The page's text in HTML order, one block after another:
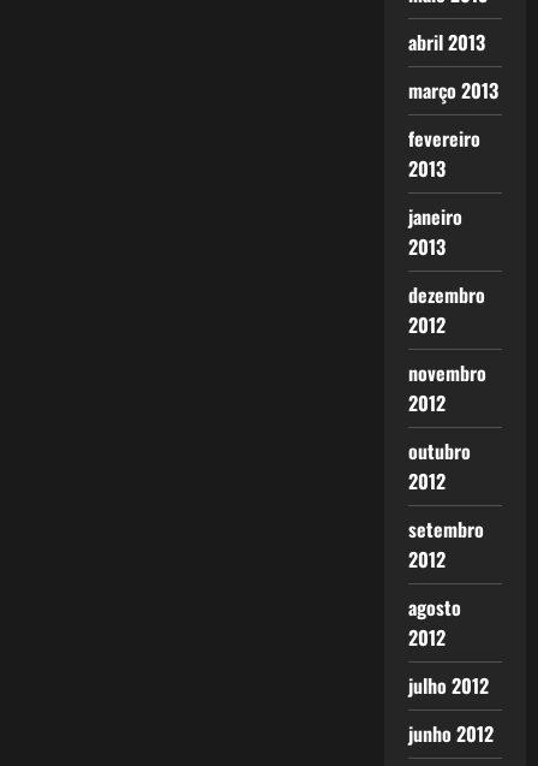
abril 2013
março 2013
fevereiro
2013
janeiro
2013
dezembro
2012
novembro
2012
outubro
2012
setembro
2012
agosto
2012
julho 2012
junho 2012